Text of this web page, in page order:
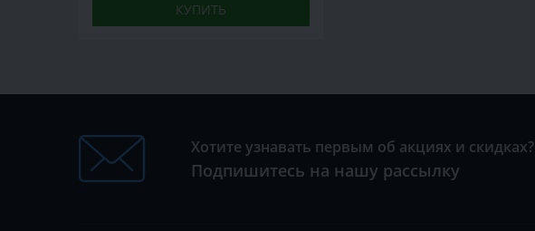
КУПИТЬ
Хотите узнавать первым об акциях и скидках?
Подпишитесь на нашу рассылку